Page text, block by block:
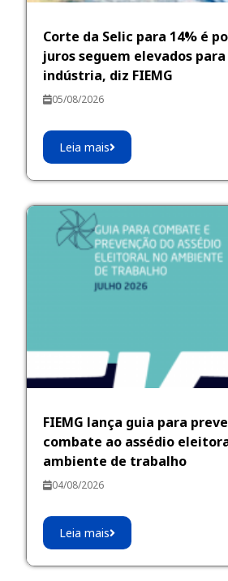
Corte da Selic para 14% é
juros seguem elevados
indústria, diz FIEMG
05/08/2026
Leia mais
FIEMG lança guia para
combate ao assédio
ambiente de trabalho
04/08/2026
Leia mais